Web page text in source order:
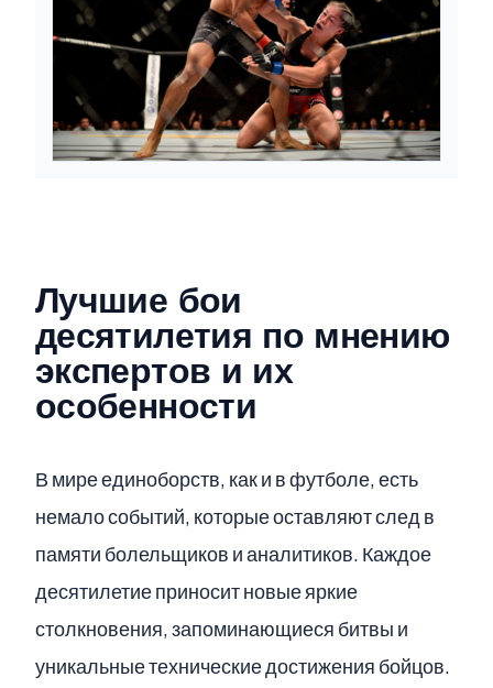
Лучшие бои
десятилетия по мнению
экспертов и их
особенности
В мире единоборств, как и в футболе, есть
немало событий, которые оставляют след в
памяти болельщиков и аналитиков. Каждое
десятилетие приносит новые яркие
столкновения, запоминающиеся битвы и
уникальные технические достижения бойцов.